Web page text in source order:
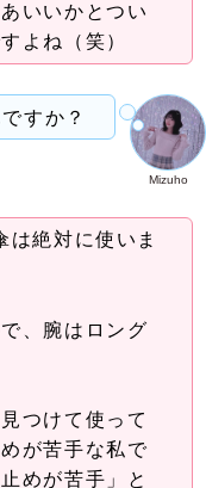
いいかとつい
よね（笑）
Mizuho
すか？
は絶対に使いま
、腕はロング
つけて使って
が苦手な私で
めが苦手」と